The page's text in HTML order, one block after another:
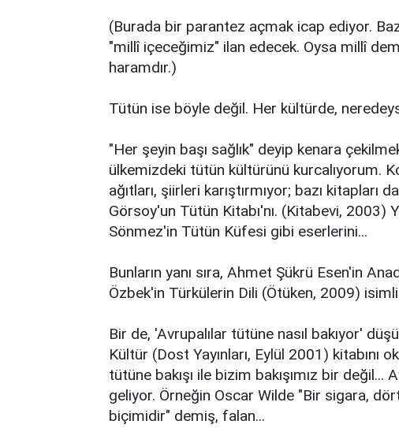
(Burada bir parantez açmak icap ediyor.
"millî içeceğimiz" ilan edecek. Oysa millî
haramdır.)
Tütün ise böyle değil. Her kültürde,
"Her şeyin başı sağlık" deyip kenara
ülkemizdeki tütün kültürünü kurcalıyorum.
ağıtları, şiirleri karıştırmıyor; bazı kitapları
Görsoy'un Tütün Kitabı'nı. (Kitabevi, 2003)
Sönmez'in Tütün Küfesi gibi eserlerini...
Bunların yanı sıra, Ahmet Şükrü Esen'in
Özbek'in Türkülerin Dili (Ötüken, 2009) isimli
Bir de, 'Avrupalılar tütüne nasıl bakıyor'
Kültür (Dost Yayınları, Eylül 2001) kitabını
tütüne bakışı ile bizim bakışımız bir
geliyor. Örneğin Oscar Wilde "Bir sigara,
biçimidir" demiş, falan...